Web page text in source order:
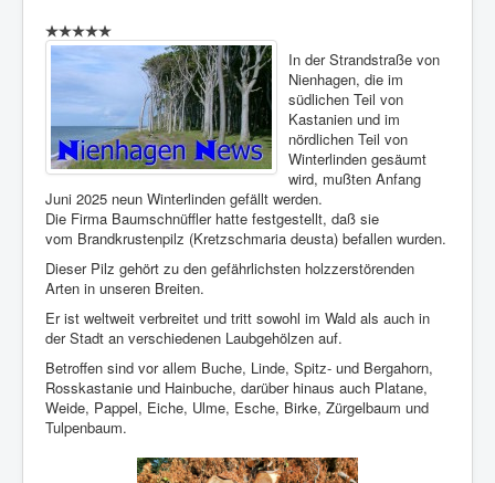
In der Strandstraße von
Nienhagen, die im
südlichen Teil von
Kastanien und im
nördlichen Teil von
Winterlinden gesäumt
wird, mußten Anfang
Juni 2025 neun Winterlinden gefällt werden.
Die Firma Baumschnüffler hatte festgestellt, daß sie
vom Brandkrustenpilz (Kretzschmaria deusta) befallen wurden.
Dieser Pilz gehört zu den gefährlichsten holzzerstörenden
Arten in unseren Breiten.
Er ist weltweit verbreitet und tritt sowohl im Wald als auch in
der Stadt an verschiedenen Laubgehölzen auf.
Betroffen sind vor allem Buche, Linde, Spitz- und Bergahorn,
Rosskastanie und Hainbuche, darüber hinaus auch Platane,
Weide, Pappel, Eiche, Ulme, Esche, Birke, Zürgelbaum und
Tulpenbaum.